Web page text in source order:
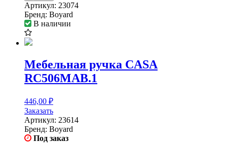
Артикул: 23074
Бренд: Boyard
В наличии
Мебельная ручка CASA
RC506MAB.1
446,00 ₽
Заказать
Артикул: 23614
Бренд: Boyard
Под заказ